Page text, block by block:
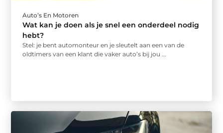
Auto’s En Motoren
Wat kan je doen als je snel een onderdeel nodig
hebt?
Stel: je bent automonteur en je sleutelt aan een van de
oldtimers van een klant die vaker auto’s bij jou ...